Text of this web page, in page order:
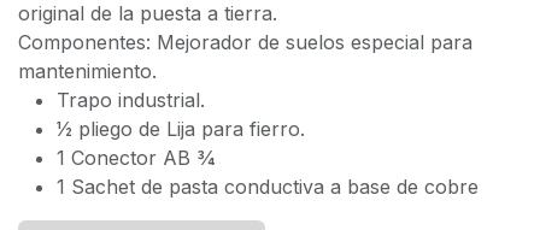
original de la puesta a tierra.
Componentes: Mejorador de suelos especial para
mantenimiento.
Trapo industrial.
1⁄2 pliego de Lija para fierro.
1 Conector AB 3⁄4
1 Sachet de pasta conductiva a base de cobre